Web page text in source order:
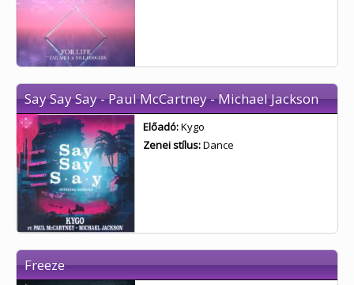
Say Say Say - Paul McCartney - Michael Jackson
Előadó:Kygo
Zenei stílus:Dance
Freeze